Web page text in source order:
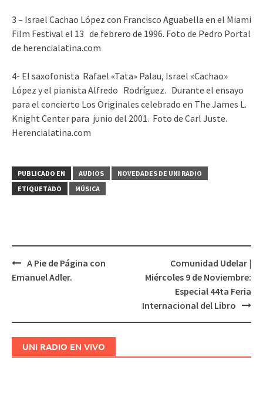
3 – Israel Cachao López con Francisco Aguabella en el Miami
Film Festival el 13 de febrero de 1996. Foto de Pedro Portal
de herencialatina.com
4- El saxofonista Rafael «Tata» Palau, Israel «Cachao»
López y el pianista Alfredo Rodríguez. Durante el ensayo
para el concierto Los Originales celebrado en The James L.
Knight Center para junio del 2001. Foto de Carl Juste.
Herencialatina.com
PUBLICADO EN AUDIOS
NOVEDADES DE UNI RADIO
ETIQUETADO
MÚSICA
Navegación
A Pie de Página con
Emanuel Adler.
Comunidad Udelar |
Miércoles 9 de Noviembre:
Especial 44ta Feria
Internacional del Libro
UNI RADIO EN VIVO